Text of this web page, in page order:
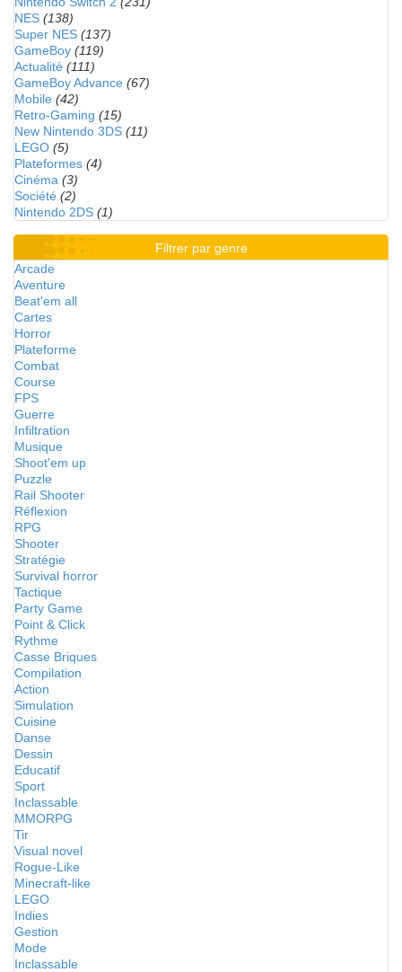
NES (138)
Super NES (137)
GameBoy (119)
Actualité (111)
GameBoy Advance (67)
Mobile (42)
Retro-Gaming (15)
New Nintendo 3DS (11)
LEGO (5)
Plateformes (4)
Cinéma (3)
Société (2)
Nintendo 2DS (1)
Filtrer par genre
Arcade
Aventure
Beat'em all
Cartes
Horror
Plateforme
Combat
Course
FPS
Guerre
Infiltration
Musique
Shoot'em up
Puzzle
Rail Shooter
Réflexion
RPG
Shooter
Stratégie
Survival horror
Tactique
Party Game
Point & Click
Rythme
Casse Briques
Compilation
Action
Simulation
Cuisine
Danse
Dessin
Educatif
Sport
Inclassable
MMORPG
Tir
Visual novel
Rogue-Like
Minecraft-like
LEGO
Indies
Gestion
Mode
Inclassable